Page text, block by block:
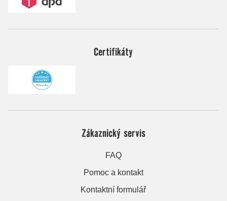
Certifikáty
Zákaznický servis
FAQ
Pomoc a kontakt
Kontaktní formulář